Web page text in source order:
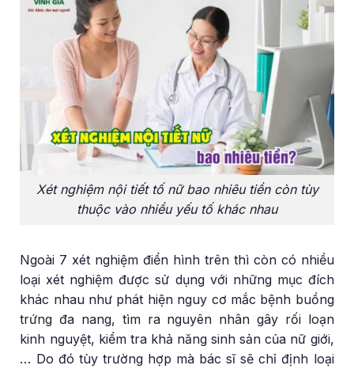
Xét nghiệm nội tiết tố nữ bao nhiêu tiền còn tùy
thuộc vào nhiều yếu tố khác nhau
Ngoài 7 xét nghiệm điển hình trên thì còn có nhiều
loại xét nghiệm được sử dụng với những mục đích
khác nhau như phát hiện nguy cơ mắc bệnh buồng
trứng đa nang, tìm ra nguyên nhân gây rối loạn
kinh nguyệt, kiểm tra khả năng sinh sản của nữ giới,
… Do đó tùy trường hợp mà bác sĩ sẽ chỉ định loại